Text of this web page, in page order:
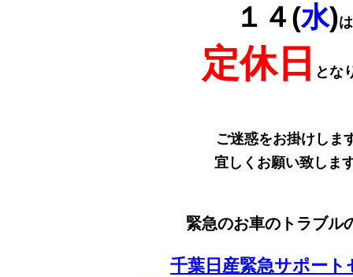
１４(水)は
定休日 とな
ご迷惑をお掛けしま
宜しくお願い致しま
緊急のお車のトラブル
千葉日産緊急サポート